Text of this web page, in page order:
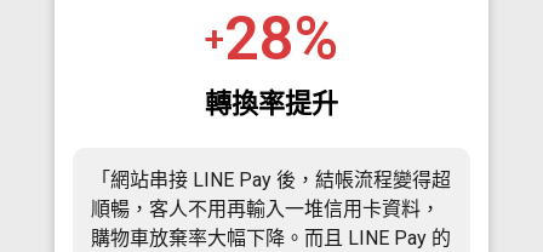
轉換率提升
+28%
「網站串接 LINE Pay 後，結帳流程變得超
順暢，客人不用再輸入一堆信用卡資料，
購物車放棄率大幅下降。而且 LINE Pay 的